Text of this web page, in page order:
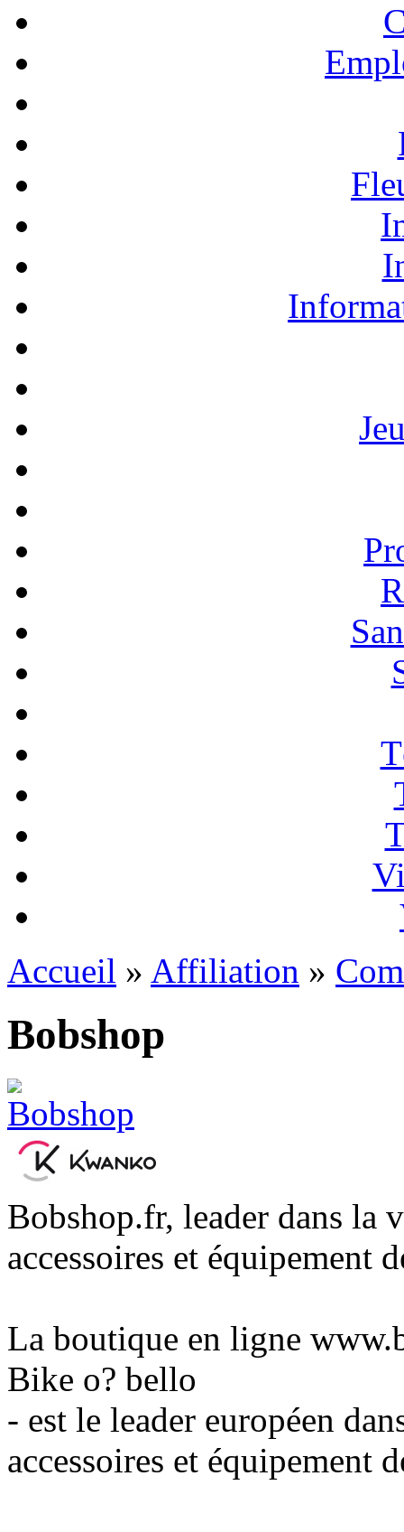
Accueil » Affiliation »
Bobshop
Bobshop.fr, leader dans la
accessoires et équipement
La boutique en ligne
Bike o? bello
- est le leader européen
accessoires et équipement